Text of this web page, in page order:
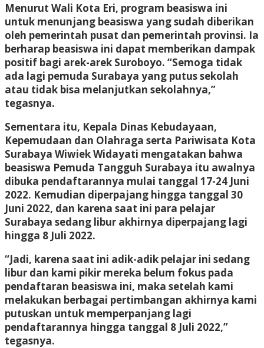
Menurut Wali Kota Eri, program beasiswa ini
untuk menunjang beasiswa yang sudah diberikan
oleh pemerintah pusat dan pemerintah provinsi. Ia
berharap beasiswa ini dapat memberikan dampak
positif bagi arek-arek Suroboyo. “Semoga tidak
ada lagi pemuda Surabaya yang putus sekolah
atau tidak bisa melanjutkan sekolahnya,”
tegasnya.
Sementara itu, Kepala Dinas Kebudayaan,
Kepemudaan dan Olahraga serta Pariwisata Kota
Surabaya Wiwiek Widayati mengatakan bahwa
beasiswa Pemuda Tangguh Surabaya itu awalnya
dibuka pendaftarannya mulai tanggal 17-24 Juni
2022. Kemudian diperpajang hingga tanggal 30
Juni 2022, dan karena saat ini para pelajar
Surabaya sedang libur akhirnya diperpajang lagi
hingga 8 Juli 2022.
“Jadi, karena saat ini adik-adik pelajar ini sedang
libur dan kami pikir mereka belum fokus pada
pendaftaran beasiswa ini, maka setelah kami
melakukan berbagai pertimbangan akhirnya kami
putuskan untuk memperpanjang lagi
pendaftarannya hingga tanggal 8 Juli 2022,”
tegasnya.